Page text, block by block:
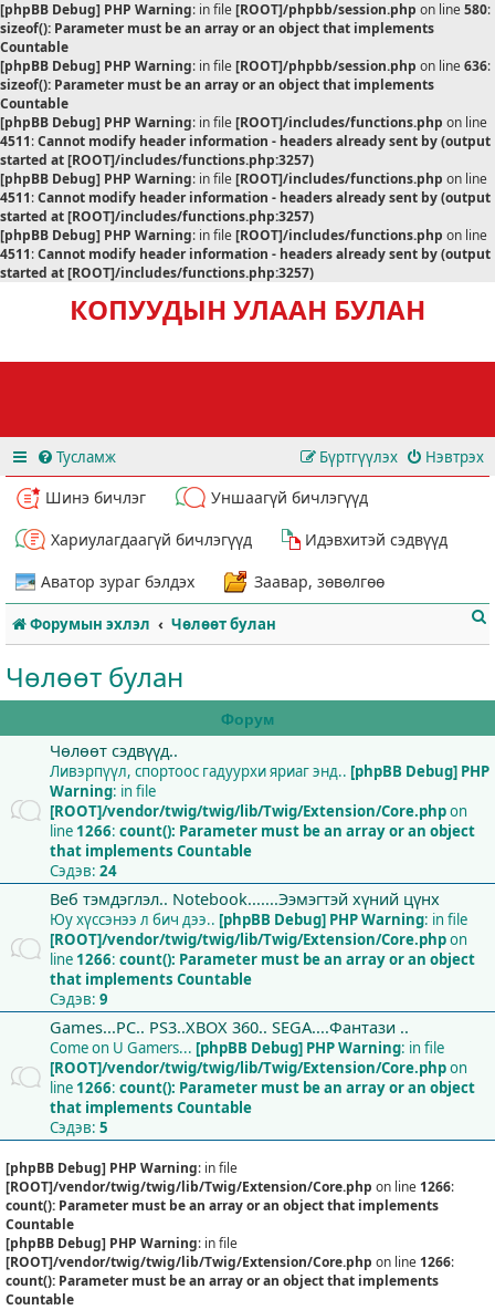
[phpBB Debug] PHP Warning: in file[ROOT]/phpbb/session.php on line580:
sizeof(): Parameter must be an array or an object that implements
Countable
[phpBB Debug] PHP Warning: in file[ROOT]/phpbb/session.php on line636:
sizeof(): Parameter must be an array or an object that implements
Countable
[phpBB Debug] PHP Warning: in file[ROOT]/includes/functions.php on line
4511:Cannot modify header information - headers already sent by (output
started at [ROOT]/includes/functions.php:3257)
[phpBB Debug] PHP Warning: in file[ROOT]/includes/functions.php on line
4511:Cannot modify header information - headers already sent by (output
started at [ROOT]/includes/functions.php:3257)
[phpBB Debug] PHP Warning: in file[ROOT]/includes/functions.php on line
4511:Cannot modify header information - headers already sent by (output
started at [ROOT]/includes/functions.php:3257)
КОПУУДЫН УЛААН БУЛАН
Тусламж Нэвтрэх
Бүртгүүлэх
Шинэ бичлэг
Уншаагүй бичлэгүүд
Хариулагдаагүй бичлэгүүд
Идэвхитэй сэдвүүд
Аватор зураг бэлдэх
Заавар, зөвөлгөө
Форумын эхлэл Чөлөөт булан
Чөлөөт булан
Форум
Чөлөөт сэдвүүд..
Ливэрпүүл, спортоос гадуурхи яриаг энд.. [phpBB Debug] PHP
Warning: in file
[ROOT]/vendor/twig/twig/lib/Twig/Extension/Core.phpon
line 1266: count(): Parameter must be an array or an object
that implements Countable
Сэдэв: 24
Веб тэмдэглэл.. Notebook.......Ээмэгтэй хүний цүнх
Юу хүссэнээ л бич дээ.. [phpBB Debug] PHP Warning: in file
[ROOT]/vendor/twig/twig/lib/Twig/Extension/Core.phpon
line 1266: count(): Parameter must be an array or an object
that implements Countable
Сэдэв: 9
Games...PC.. PS3..XBOX 360.. SEGA....Фантази ..
Come on U Gamers... [phpBB Debug] PHP Warning: in file
[ROOT]/vendor/twig/twig/lib/Twig/Extension/Core.phpon
line 1266: count(): Parameter must be an array or an object
that implements Countable
Сэдэв: 5
[phpBB Debug] PHP Warning: in file
[ROOT]/vendor/twig/twig/lib/Twig/Extension/Core.php on line 1266:
count(): Parameter must be an array or an object that implements
Countable
[phpBB Debug] PHP Warning: in file
[ROOT]/vendor/twig/twig/lib/Twig/Extension/Core.php on line 1266:
count(): Parameter must be an array or an object that implements
Countable